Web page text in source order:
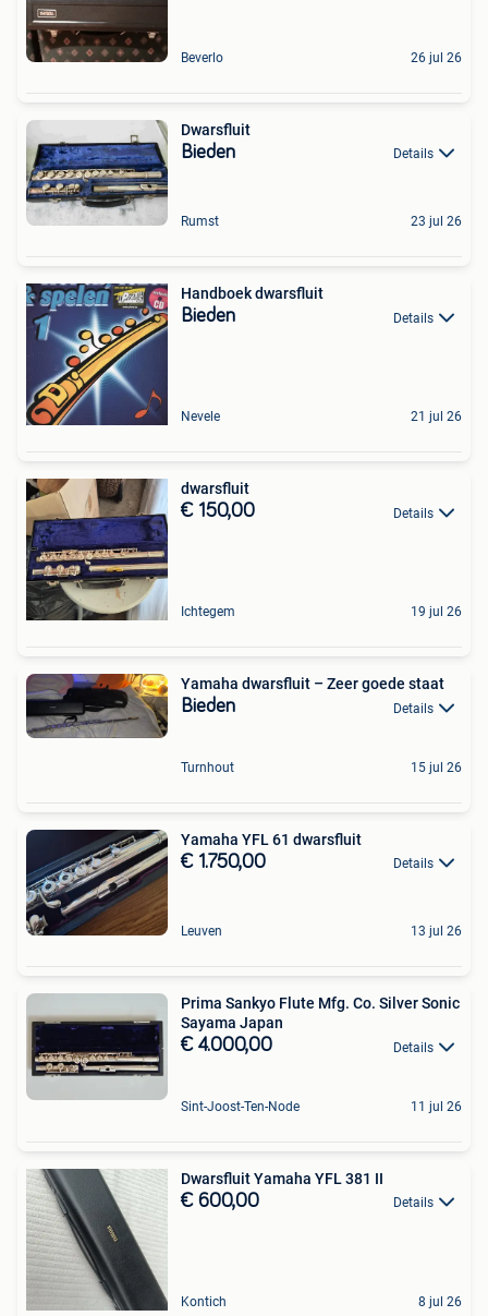
Beverlo 26 jul 26
Dwarsfluit
Bieden Details
Rumst 23 jul 26
Handboek dwarsfluit
Bieden Details
Nevele 21 jul 26
dwarsfluit
€ 150,00 Details
Ichtegem 19 jul 26
Yamaha dwarsfluit – Zeer goede staat
Bieden Details
Turnhout 15 jul 26
Yamaha YFL 61 dwarsfluit
€ 1.750,00 Details
Leuven 13 jul 26
Prima Sankyo Flute Mfg. Co. Silver Sonic
Sayama Japan
€ 4.000,00 Details
Sint-Joost-Ten-Node 11 jul 26
Dwarsfluit Yamaha YFL 381 II
€ 600,00 Details
Kontich 8 jul 26